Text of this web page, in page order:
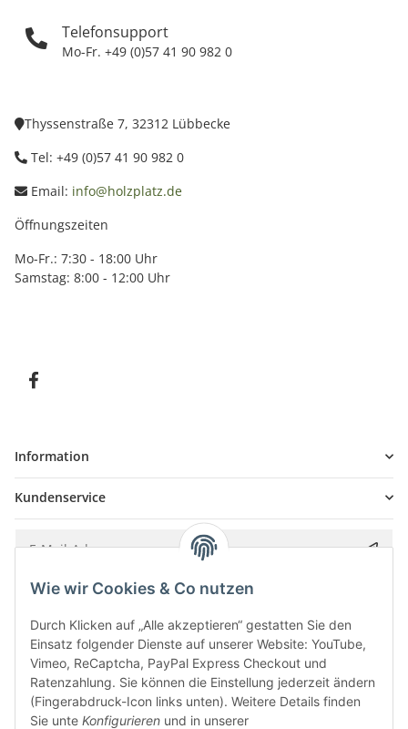
Telefonsupport
Mo-Fr. +49 (0)57 41 90 982 0
Thyssenstraße 7, 32312 Lübbecke
Tel: +49 (0)57 41 90 982 0
Email: info@holzplatz.de
Öffnungszeiten
Mo-Fr.: 7:30 - 18:00 Uhr
Samstag: 8:00 - 12:00 Uhr
Information
Kundenservice
Bitte senden Sie mir entsprechend IhrerDatenschutzerklärung
Wie wir Cookies & Co nutzen
Durch Klicken auf „Alle akzeptieren“ gestatten Sie den
Einsatz folgender Dienste auf unserer Website: YouTube,
Vimeo, ReCaptcha, PayPal Express Checkout und
Ratenzahlung. Sie können die Einstellung jederzeit ändern
(Fingerabdruck-Icon links unten). Weitere Details finden
Sie unte Konfigurieren und in unserer